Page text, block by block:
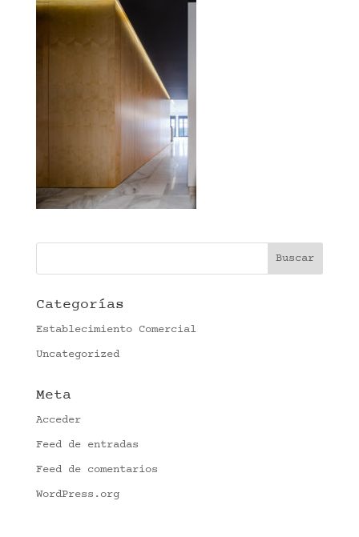
Categorías
Establecimiento Comercial
Uncategorized
Meta
Acceder
Feed de entradas
Feed de comentarios
WordPress.org